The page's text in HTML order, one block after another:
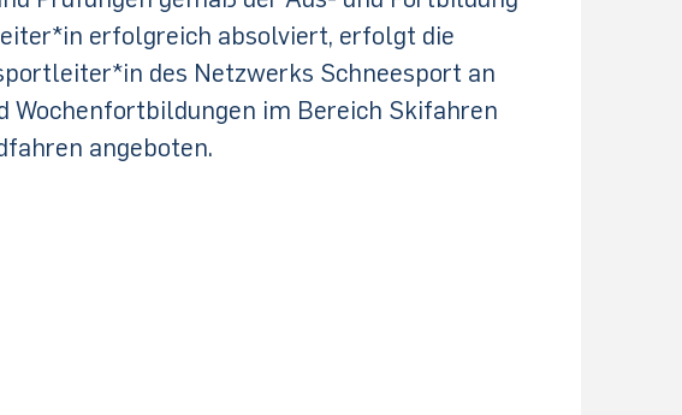
erfolgreich absolviert, erfolgt die
des Netzwerks Schneesport an
Wochenfortbildungen im Bereich Skifahren
angeboten.